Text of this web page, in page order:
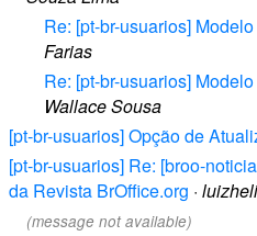
Re: [pt-br-usuarios]
Farias
Re: [pt-br-usuarios]
Wallace Sousa
[pt-br-usuarios] Opção de
[pt-br-usuarios] Re: [broo-
da Revista BrOffice.org ·
(message not available)